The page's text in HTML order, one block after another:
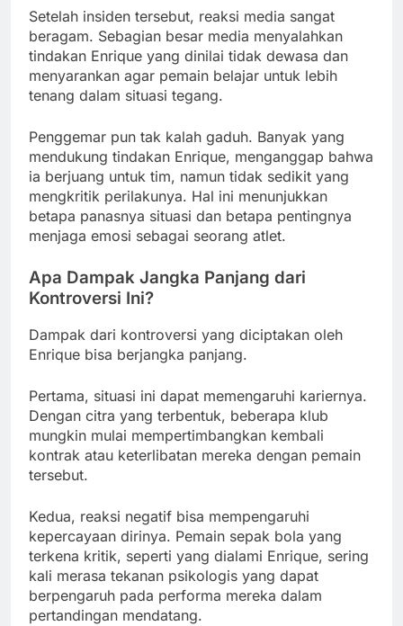
Setelah insiden tersebut, reaksi media sangat
beragam. Sebagian besar media menyalahkan
tindakan Enrique yang dinilai tidak dewasa dan
menyarankan agar pemain belajar untuk lebih
tenang dalam situasi tegang.
Penggemar pun tak kalah gaduh. Banyak yang
mendukung tindakan Enrique, menganggap bahwa
ia berjuang untuk tim, namun tidak sedikit yang
mengkritik perilakunya. Hal ini menunjukkan
betapa panasnya situasi dan betapa pentingnya
menjaga emosi sebagai seorang atlet.
Apa Dampak Jangka Panjang dari
Kontroversi Ini?
Dampak dari kontroversi yang diciptakan oleh
Enrique bisa berjangka panjang.
Pertama, situasi ini dapat memengaruhi kariernya.
Dengan citra yang terbentuk, beberapa klub
mungkin mulai mempertimbangkan kembali
kontrak atau keterlibatan mereka dengan pemain
tersebut.
Kedua, reaksi negatif bisa mempengaruhi
kepercayaan dirinya. Pemain sepak bola yang
terkena kritik, seperti yang dialami Enrique, sering
kali merasa tekanan psikologis yang dapat
berpengaruh pada performa mereka dalam
pertandingan mendatang.